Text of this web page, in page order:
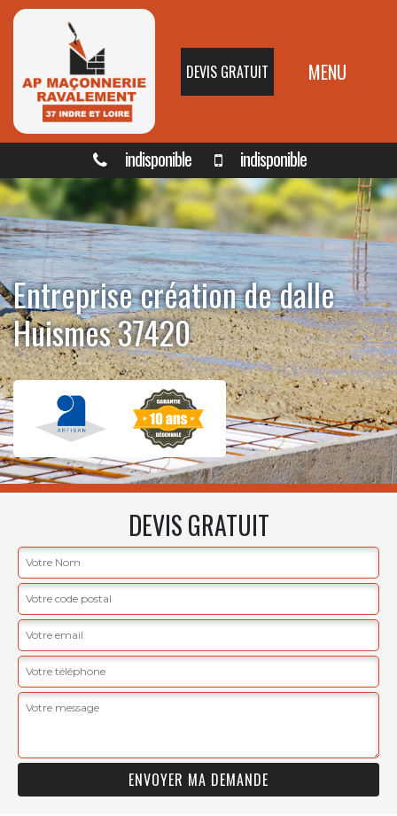
DEVIS GRATUIT MENU
indisponible indisponible
Entreprise création de dalle
Huismes 37420
DEVIS GRATUIT